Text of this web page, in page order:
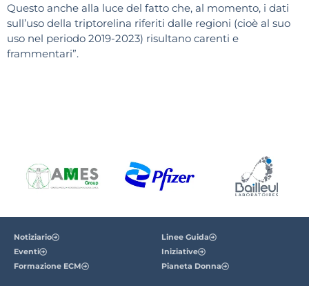
Questo anche alla luce del fatto che, al momento, i dati
sull’uso della triptorelina riferiti dalle regioni (cioè al suo
uso nel periodo 2019-2023) risultano carenti e
frammentari”.
Notiziario
Eventi
Formazione ECM
Linee Guida
Iniziative
Pianeta Donna